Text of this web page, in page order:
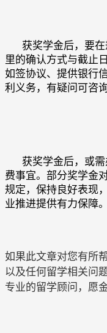
获奖学金后，要在
里的确认方式与截止
如签协议、提供银行
利义务，有疑问可咨
获奖学金后，或需
费事宜。部分奖学金
规定，保持良好表现
业推进提供有力保障。
如果此文章对您有所
以及任何留学相关问
专业的留学顾问，愿